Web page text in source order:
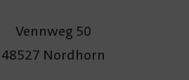
Vennweg 50
48527 Nordhorn